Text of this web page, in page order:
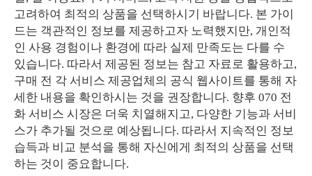
고려하여 최적의 상품을 선택하시기 바랍니다. 본 가이
드는 객관적인 정보를 제공하고자 노력했지만, 개인적
인 사용 경험이나 환경에 따라 실제 만족도는 다를 수
있습니다. 따라서 제공된 정보는 참고 자료로 활용하고,
구매 전 각 서비스 제공업체의 공식 웹사이트를 통해 자
세한 내용을 확인하시는 것을 권장합니다. 향후 070 전
화 서비스 시장은 더욱 치열해지고, 다양한 기능과 서비
스가 추가될 것으로 예상됩니다. 따라서 지속적인 정보
습득과 비교 분석을 통해 자신에게 최적의 상품을 선택
하는 것이 중요합니다.